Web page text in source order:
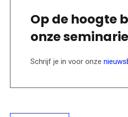
Op de hoogte
onze
Schrijf je in voor onze